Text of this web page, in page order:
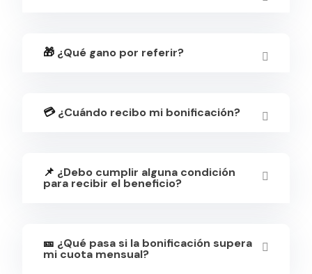
🎁 ¿Qué gano por referir?
💳¿Cuándo recibo mi bonificación?
📌 ¿Debo cumplir alguna condición
para recibir el beneficio?
🎫 ¿Qué pasa si la bonificación supera
mi cuota mensual?